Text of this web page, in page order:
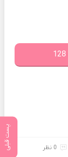
پست قبلی 0 نظر